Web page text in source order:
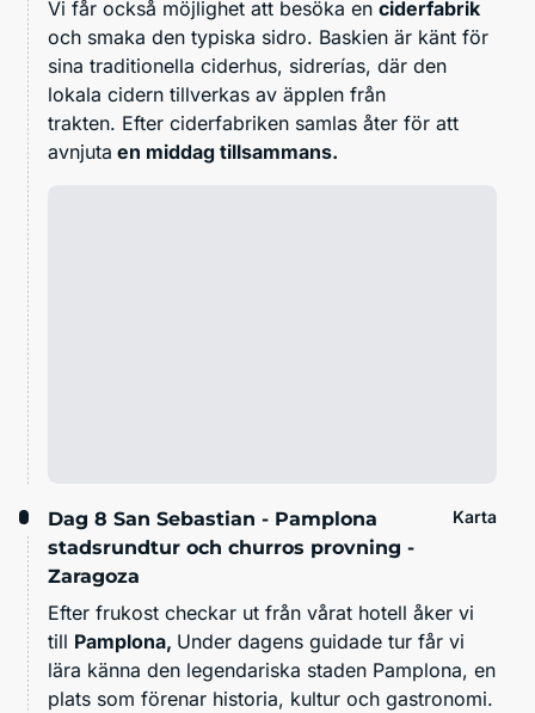
Vi får också möjlighet att besöka en ciderfabrik
och smaka den typiska sidro. Baskien är känt för
sina traditionella ciderhus, sidrerías, där den
lokala cidern tillverkas av äpplen från
trakten. Efter ciderfabriken samlas åter för att
avnjuta en middag tillsammans.
Dag 8 San Sebastian - Pamplona
stadsrundtur och churros provning -
Zaragoza
Karta
Efter frukost checkar ut från vårat hotell åker vi
till Pamplona, Under dagens guidade tur får vi
lära känna den legendariska staden Pamplona, en
plats som förenar historia, kultur och gastronomi.